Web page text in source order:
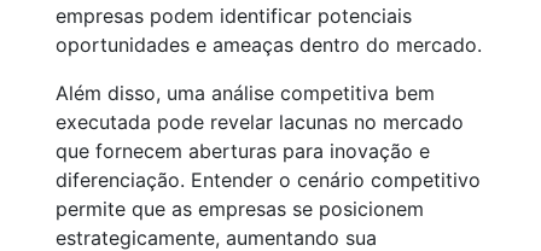
empresas podem identificar potenciais
oportunidades e ameaças dentro do mercado.
Além disso, uma análise competitiva bem
executada pode revelar lacunas no mercado
que fornecem aberturas para inovação e
diferenciação. Entender o cenário competitivo
permite que as empresas se posicionem
estrategicamente, aumentando sua